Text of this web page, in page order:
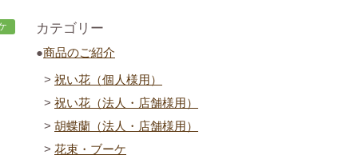
カテゴリー
商品のご紹介
祝い花（個人様用）
祝い花（法人・店舗様用）
胡蝶蘭（法人・店舗様用）
花束・ブーケ